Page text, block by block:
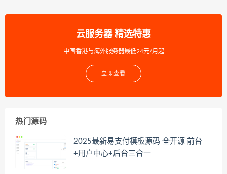
云服务器 精选特惠
中国香港与海外服务器最低24元/月起
立即查看
热门源码
2025最新易支付模板源码 全开源 前台
+用户中心+后台三合一